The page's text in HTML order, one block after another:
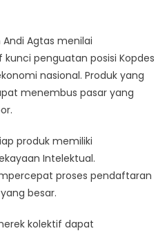
Agtas menilai
penguatan posisi Kopdes
nasional. Produk yang
menembus pasar yang
produk memiliki
Intelektual.
proses pendaftaran
besar.
kolektif dapat